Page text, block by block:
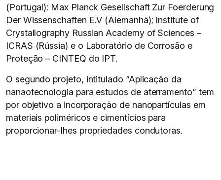
(Portugal); Max Planck Gesellschaft Zur Foerderung
Der Wissenschaften E.V (Alemanhã); Institute of
Crystallography Russian Academy of Sciences –
ICRAS (Rússia) e o Laboratório de Corrosão e
Proteção – CINTEQ do IPT.
O segundo projeto, intitulado “Aplicação da
nanaotecnologia para estudos de aterramento” tem
por objetivo a incorporação de nanopartículas em
materiais poliméricos e cimentícios para
proporcionar-lhes propriedades condutoras.